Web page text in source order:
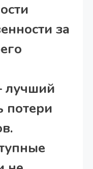
за
лучший
потери